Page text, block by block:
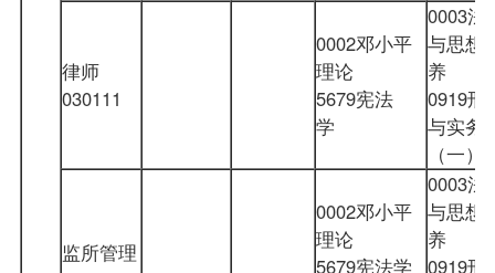
律师
030111
0002邓小平
理论
5679宪法
学
0003法
与思想
养
0919刑
与实务
（一
监所管理
0002邓小平
理论
5679宪法学
0003法
与思想
养
0919刑